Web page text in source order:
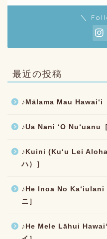
＼
最近の投稿
♪Mālama Mau Hawaiʻi
♪Ua Nani ʻO Nuʻuanu
♪Kuini (Kuʻu Lei
ハ）］
♪He Inoa No Kaʻiulani
ニ］
♪He Mele Lāhui